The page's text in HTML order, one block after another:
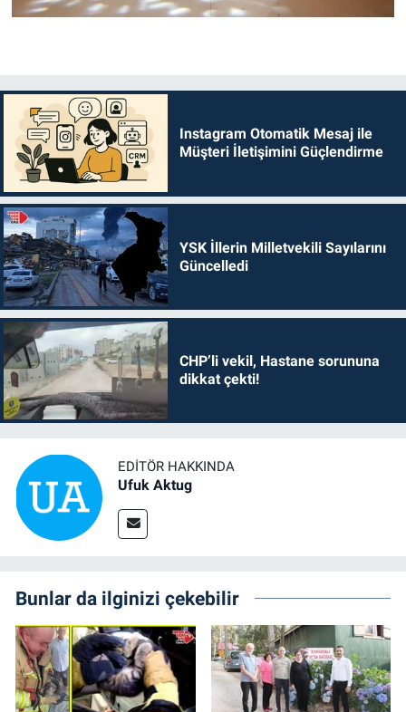
Instagram Otomatik Mesaj ile
Müşteri İletişimini Güçlendirme
YSK İllerin Milletvekili Sayılarını
Güncelledi
CHP’li vekil, Hastane sorununa
dikkat çekti!
EDITÖR HAKKINDA
Ufuk Aktug
Bunlar da ilginizi çekebilir